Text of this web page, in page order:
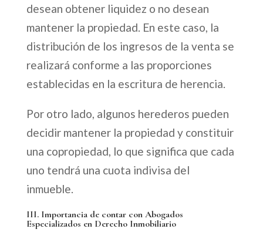
desean obtener liquidez o no desean
mantener la propiedad. En este caso, la
distribución de los ingresos de la venta se
realizará conforme a las proporciones
establecidas en la escritura de herencia.
Por otro lado, algunos herederos pueden
decidir mantener la propiedad y constituir
una copropiedad, lo que significa que cada
uno tendrá una cuota indivisa del
inmueble.
III. Importancia de contar con Abogados
Especializados en Derecho Inmobiliario